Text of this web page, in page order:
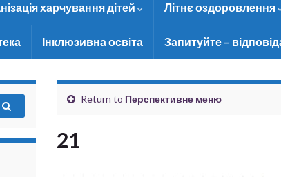
харчування дітей Літнє оздоровлення
Інклюзивна освіта Запитуйте –
Return to Перспективне меню
21